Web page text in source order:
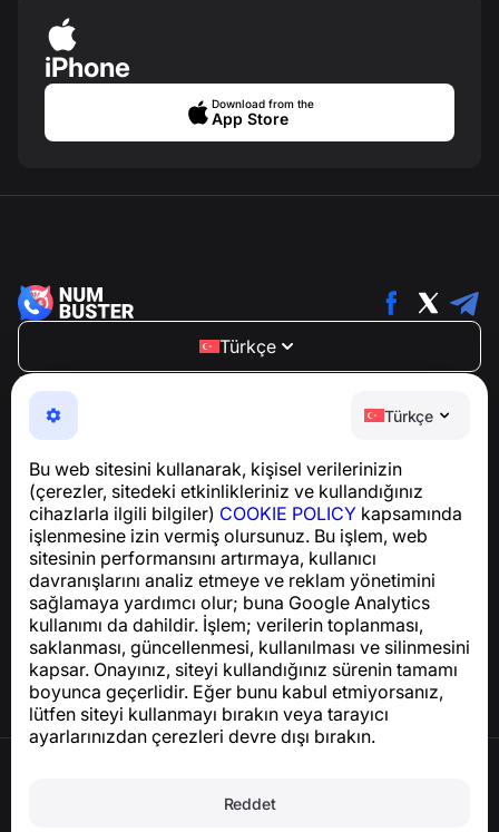
Türkçe
Bu web sitesini kullanarak, kişisel verilerinizin
(çerezler, sitedeki etkinlikleriniz ve kullandığınız
cihazlarla ilgili bilgiler) COOKIE POLICY kapsamında
işlenmesine izin vermiş olursunuz. Bu işlem, web
sitesinin performansını artırmaya, kullanıcı
davranışlarını analiz etmeye ve reklam yönetimini
sağlamaya yardımcı olur; buna Google Analytics
kullanımı da dahildir. İşlem; verilerin toplanması,
saklanması, güncellenmesi, kullanılması ve silinmesini
kapsar. Onayınız, siteyi kullandığınız sürenin tamamı
boyunca geçerlidir. Eğer bunu kabul etmiyorsanız,
lütfen siteyi kullanmayı bırakın veya tarayıcı
ayarlarınızdan çerezleri devre dışı bırakın.
Reddet
iPhone
Download from the
App Store
Türkçe
NumBuster © 2013—2026 ·
Telefon dolandırıcılığına, spam’e ve istenmeyen
mesajlara karşı koruma sağlayan kullanımı kolay bir
GDPR uyumluluğu ile ilgili sorular için:
support@numbuster.com
Yardım Merkezi
Haberler ve Makaleler
Proje hakkında
İletişim